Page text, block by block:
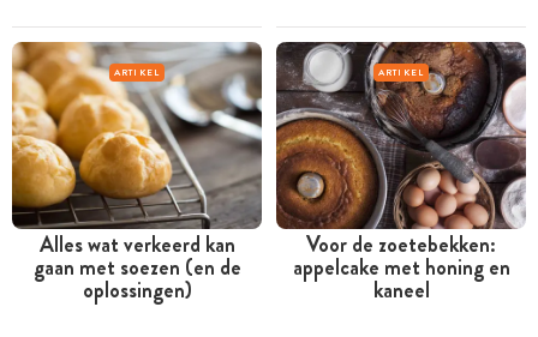
ARTIKEL
Alles wat verkeerd kan
gaan met soezen (en de
oplossingen)
ARTIKEL
Voor de zoetebekken:
appelcake met honing en
kaneel